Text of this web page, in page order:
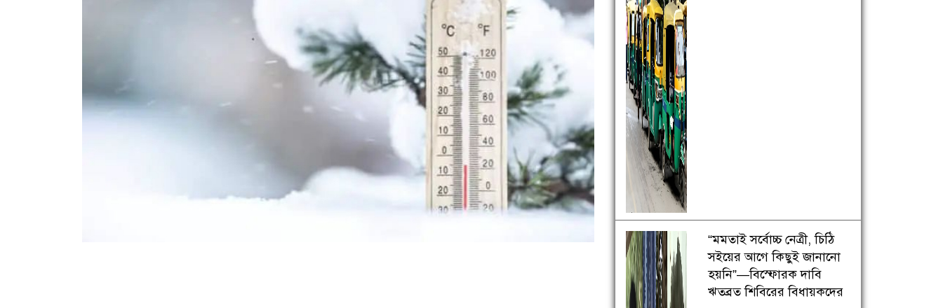
“মমতাই সর্বোচ্চ নেত্রী, চিঠি
সইয়ের আগে কিছুই জানানো
হয়নি”—বিস্ফোরক দাবি
ঋতব্রত শিবিরের বিধায়কদের